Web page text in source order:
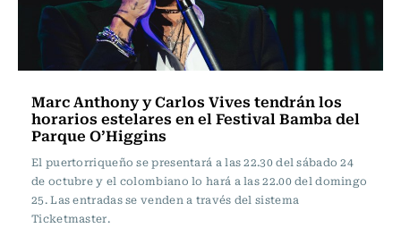
Marc Anthony y Carlos Vives tendrán los
horarios estelares en el Festival Bamba del
Parque O’Higgins
El puertorriqueño se presentará a las 22.30 del sábado 24
de octubre y el colombiano lo hará a las 22.00 del domingo
25. Las entradas se venden a través del sistema
Ticketmaster.